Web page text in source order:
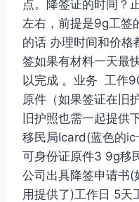
点。降签证的时间？
左右，前提是9g工签
的话 办理时间和价格
签如果有材料一天最
以完成 。业务 工作
原件（如果签证在旧
旧护照也需一起提供
移民局Icard(蓝色的
可身份证原件3 9g移
公司出具降签申请书(
用提供了)工作日 5天